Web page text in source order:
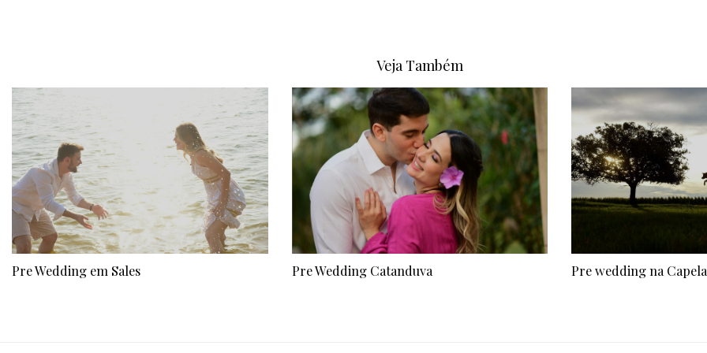
Veja Também
Pre Wedding em Sales Pre Wedding Catanduva Pre wedding na Capela